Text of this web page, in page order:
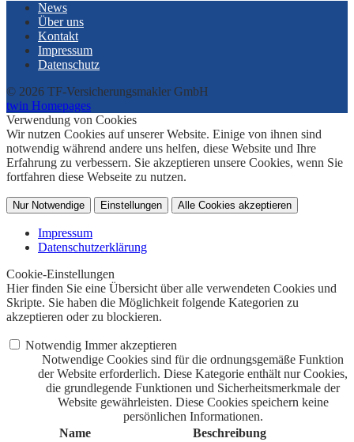
News
Über uns
Kontakt
Impressum
Datenschutz
© 2026 TF-Versicherungsmakler GmbH
twin Homepages
Verwendung von Cookies
Wir nutzen Cookies auf unserer Website. Einige von ihnen sind
notwendig während andere uns helfen, diese Website und Ihre
Erfahrung zu verbessern. Sie akzeptieren unsere Cookies, wenn Sie
fortfahren diese Webseite zu nutzen.
Nur Notwendige Einstellungen Alle Cookies akzeptieren
Impressum
Datenschutzerklärung
Cookie-Einstellungen
Hier finden Sie eine Übersicht über alle verwendeten Cookies und
Skripte. Sie haben die Möglichkeit folgende Kategorien zu
akzeptieren oder zu blockieren.
Notwendig Immer akzeptieren
Notwendige Cookies sind für die ordnungsgemäße Funktion
der Website erforderlich. Diese Kategorie enthält nur Cookies,
die grundlegende Funktionen und Sicherheitsmerkmale der
Website gewährleisten. Diese Cookies speichern keine
persönlichen Informationen.
Name
Beschreibung